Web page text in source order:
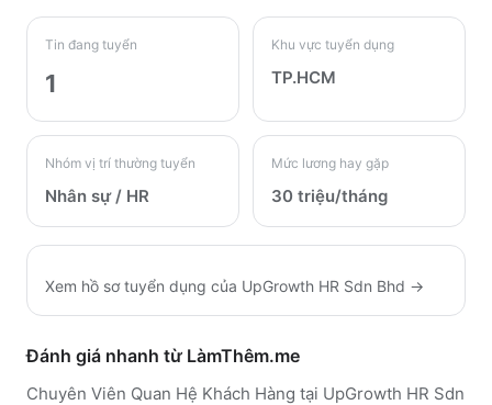
Tin đang tuyển
1
Khu vực tuyển dụng
TP.HCM
Nhóm vị trí thường tuyển
Nhân sự / HR
Mức lương hay gặp
30 triệu/tháng
Xem hồ sơ tuyển dụng của UpGrowth HR Sdn Bhd →
Đánh giá nhanh từ LàmThêm.me
Chuyên Viên Quan Hệ Khách Hàng tại UpGrowth HR Sdn